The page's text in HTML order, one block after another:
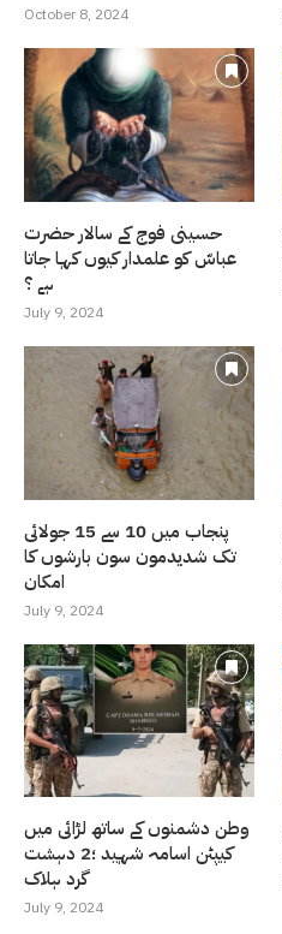
October 8, 2024
حسینی فوج کے سالار حضرت
عباسّ کو علمدار کیوں کہا جاتا
ہے ؟
July 9, 2024
پنجاب میں 10 سے 15 جولائی
تک شدیدمون سون بارشوں کا
امکان
July 9, 2024
وطن دشمنوں کے ساتھ لڑائی میں
کیپٹن اسامہ شہید ؛2 دہشت
گرد ہلاک
July 9, 2024